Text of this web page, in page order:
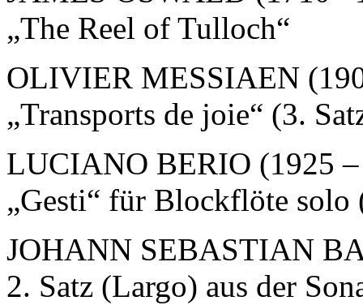
„The Reel of Tulloch“
OLIVIER MESSIAEN
„Transports de joie“ (3.
LUCIANO BERIO (1925
„Gesti“ für Blockflöte solo
JOHANN SEBASTIAN
2. Satz (Largo) aus der